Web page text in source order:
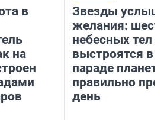
в
на
Звезды
желания:
небесных тел
выстроятся в
параде планет
правильно
день